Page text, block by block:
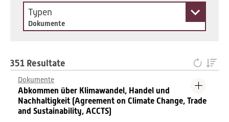
Typen
Dokumente
351 Resultate
Dokumente
Abkommen über Klimawandel, Handel und
Nachhaltigkeit (Agreement on Climate Change, Trade
and Sustainability, ACCTS)